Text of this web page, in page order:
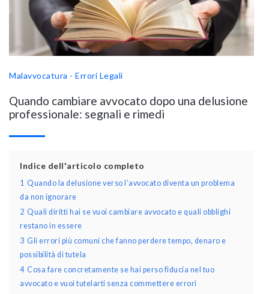
Malavvocatura - Errori Legali
Quando cambiare avvocato dopo una delusione
professionale: segnali e rimedi
Indice dell'articolo completo
1 Quando la delusione verso l’avvocato diventa un problema
da non ignorare
2 Quali diritti hai se vuoi cambiare avvocato e quali obblighi
restano in essere
3 Gli errori più comuni che fanno perdere tempo, denaro e
possibilità di tutela
4 Cosa fare concretamente se hai perso fiducia nel tuo
avvocato e vuoi tutelarti senza commettere errori